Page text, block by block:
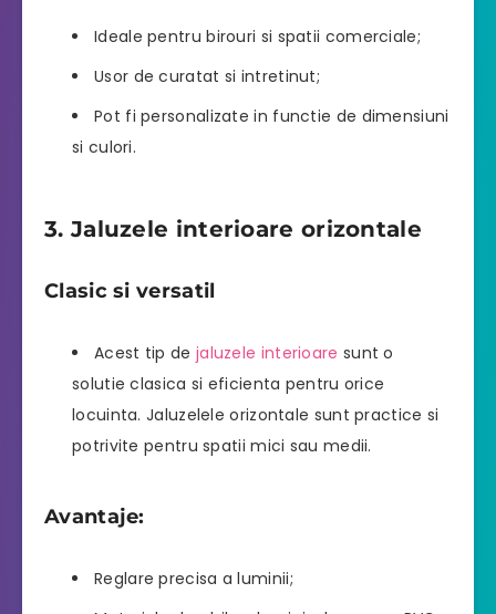
Ideale pentru birouri si spatii comerciale;
Usor de curatat si intretinut;
Pot fi personalizate in functie de dimensiuni
si culori.
3. Jaluzele interioare orizontale
Clasic si versatil
Acest tip de jaluzele interioare sunt o
solutie clasica si eficienta pentru orice
locuinta. Jaluzelele orizontale sunt practice si
potrivite pentru spatii mici sau medii.
Avantaje:
Reglare precisa a luminii;